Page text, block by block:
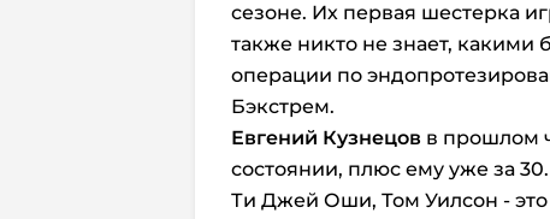
сезоне. Их первая шестерка
также никто не знает, какими
операции по
Бэкстрем.
Евгений Кузнецов в прошлом
состоянии, плюс ему уже за 30.
Ти Джей Оши, Том Уилсон -